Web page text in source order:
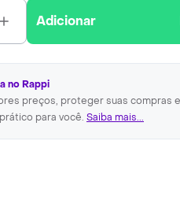
Adicionar
no Rappi
preços, proteger suas compras
para você. Saiba mais...